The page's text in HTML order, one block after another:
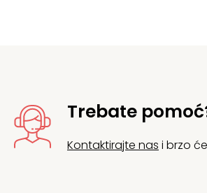
Trebate
Kontaktirajte nas i brzo